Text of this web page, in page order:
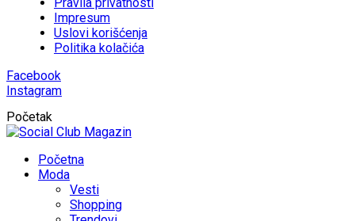
Impresum
Uslovi korišćenja
Politika kolačića
Facebook
Instagram
Početak
Početna
Moda
Vesti
Shopping